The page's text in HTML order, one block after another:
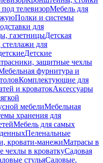
телевизорМебель для
Полки и системы
для
газетницыДетская
для
Детские
защитные чехлы
фурнитура и
Комплектующие для
и кроватокАксессуары
мебелиМебельная
хранения для
Мебель для самых
Пеленальные
кровати-манежиМатрасы в
чехлы в кроваткуСадовая
стульяСадовые,